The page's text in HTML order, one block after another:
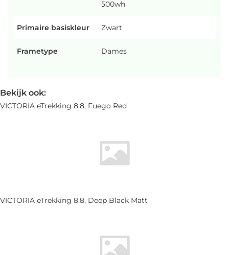
500wh
Primaire basiskleur Zwart
Frametype Dames
Bekijk ook:
VICTORIA eTrekking 8.8, Fuego Red
VICTORIA eTrekking 8.8, Deep Black Matt